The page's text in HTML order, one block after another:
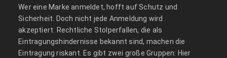
Wer eine Marke anmeldet, hofft auf Schutz und
Sicherheit. Doch nicht jede Anmeldung wird
akzeptiert. Rechtliche Stolperfallen, die als
Eintragungshindernisse bekannt sind, machen die
Eintragung riskant. Es gibt zwei große Gruppen: Hier